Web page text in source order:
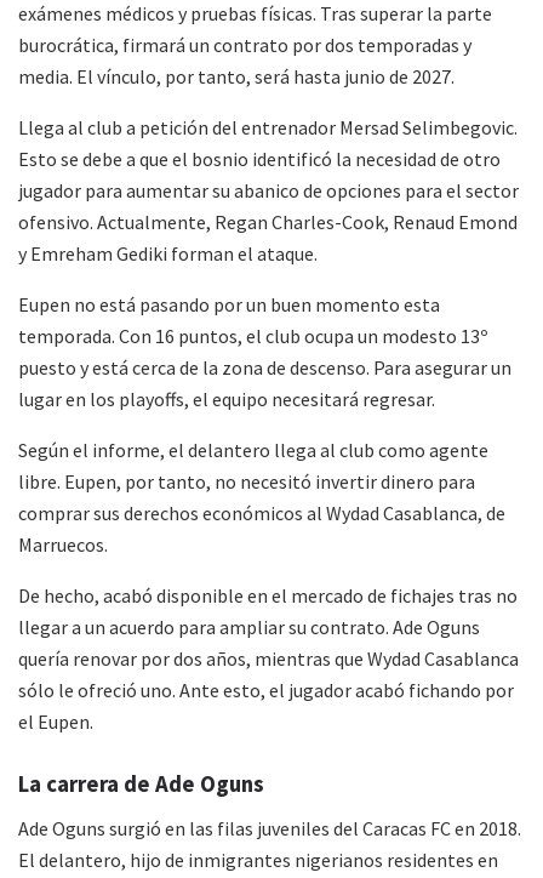
exámenes médicos y pruebas físicas. Tras superar la parte
burocrática, firmará un contrato por dos temporadas y
media. El vínculo, por tanto, será hasta junio de 2027.
Llega al club a petición del entrenador Mersad Selimbegovic.
Esto se debe a que el bosnio identificó la necesidad de otro
jugador para aumentar su abanico de opciones para el sector
ofensivo. Actualmente, Regan Charles-Cook, Renaud Emond
y Emreham Gediki forman el ataque.
Eupen no está pasando por un buen momento esta
temporada. Con 16 puntos, el club ocupa un modesto 13º
puesto y está cerca de la zona de descenso. Para asegurar un
lugar en los playoffs, el equipo necesitará regresar.
Según el informe, el delantero llega al club como agente
libre. Eupen, por tanto, no necesitó invertir dinero para
comprar sus derechos económicos al Wydad Casablanca, de
Marruecos.
De hecho, acabó disponible en el mercado de fichajes tras no
llegar a un acuerdo para ampliar su contrato. Ade Oguns
quería renovar por dos años, mientras que Wydad Casablanca
sólo le ofreció uno. Ante esto, el jugador acabó fichando por
el Eupen.
La carrera de Ade Oguns
Ade Oguns surgió en las filas juveniles del Caracas FC en 2018.
El delantero, hijo de inmigrantes nigerianos residentes en